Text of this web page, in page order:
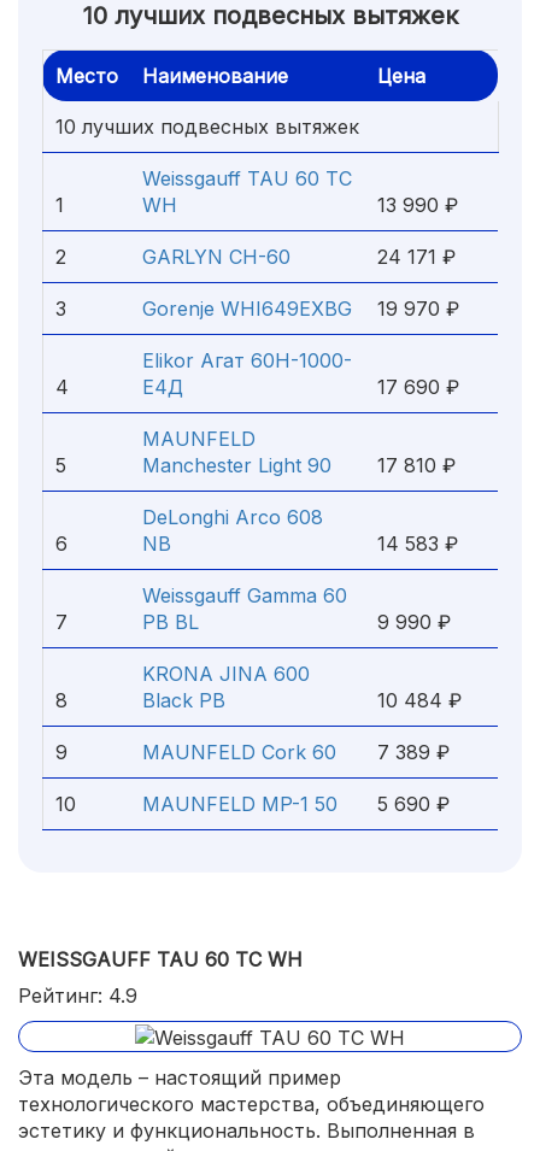
10 лучших подвесных вытяжек
Место Наименование Цена
10 лучших подвесных вытяжек
1
Weissgauff TAU 60 TC
WH
13 990 ₽
2 GARLYN СH-60 24 171 ₽
3 Gorenje WHI649EXBG 19 970 ₽
4
Elikor Агат 60Н-1000-
Е4Д
17 690 ₽
5
MAUNFELD
Manchester Light 90
17 810 ₽
6
DeLonghi Arco 608
NB
14 583 ₽
7
Weissgauff Gamma 60
PB BL
9 990 ₽
8
KRONA JINA 600
Black PB
10 484 ₽
9 MAUNFELD Cork 60 7 389 ₽
10 MAUNFELD MP-1 50 5 690 ₽
WEISSGAUFF TAU 60 TC WH
Рейтинг: 4.9
Эта модель – настоящий пример
технологического мастерства, объединяющего
эстетику и функциональность. Выполненная в